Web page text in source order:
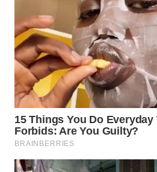
TENGAH
WN DELI
SERDANG
WN
TEBING
TINGGI
PAKPAK